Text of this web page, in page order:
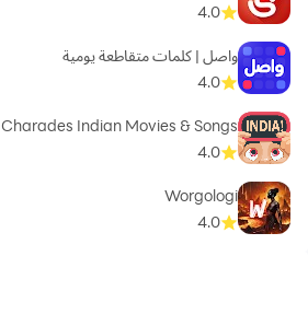
4.0
واصل | كلمات متقاطعة يومية
4.0
Charades Indian Movies & Songs
4.0
Worgologi
4.0